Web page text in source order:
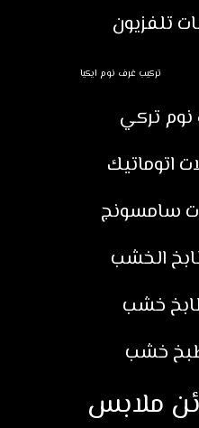
تلفزيون
تركيب غرف نوم ايكيا
تركي
اتوماتيك
سامسونج
الخشب
خشب
خشب
ملابس